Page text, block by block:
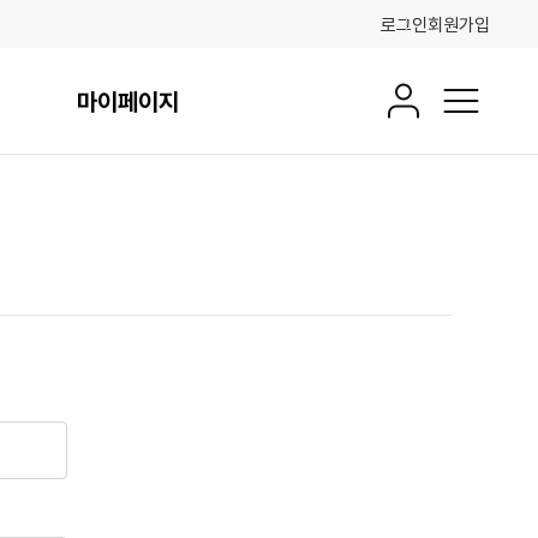
로그인회원가입
마이페이지 회원정보전체메뉴